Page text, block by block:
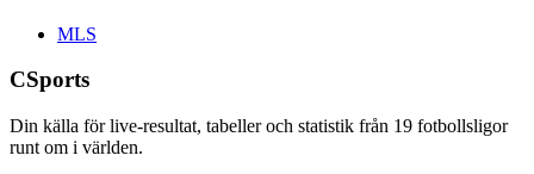
MLS
CSports
Din källa för live-resultat, tabeller och statistik från 19 fotbollsligor
runt om i världen.